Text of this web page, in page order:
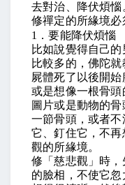
去對治、降伏煩惱
修禪定的所緣境必
1 ．要能降伏煩惱
比如說覺得自己
比較多的，佛陀
屍體死了以後開始
或是想像一根骨
圖片或是動物的
一節骨頭，或者
它、釘住它，不
觀的所緣境。
修「慈悲觀」時
的臉相，不使它